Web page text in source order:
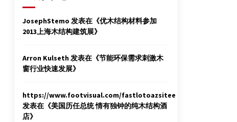
JosephStemo 发表在《优木结构材料参加
2013上海木结构建筑展》
Arron Kulseth发表在《节能环保需求刺激木
窗行业快速发展》
https://www.footvisual.com/fastlotoazsitee
发表在《美国历任总统 情有独钟的纯木结构酒
店》